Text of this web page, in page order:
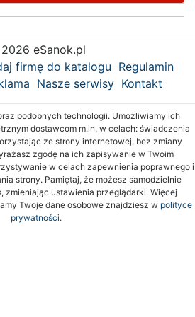
eSanok.pl
firmę do katalogu Regulamin
Nasze serwisy Kontakt
podobnych technologii. Umożliwiamy ich
dostawcom m.in. w celach: świadczenia
ze strony internetowej, bez zmiany
zgodę na ich zapisywanie w Twoim
w celach zapewnienia poprawnego i
strony. Pamiętaj, że możesz samodzielnie
zmieniając ustawienia przeglądarki. Więcej
Twoje dane osobowe znajdziesz w polityce
prywatności.